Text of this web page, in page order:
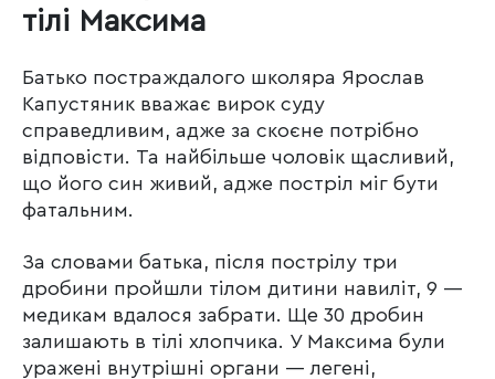
тілі Максима
Батько постраждалого школяра Ярослав
Капустяник вважає вирок суду
справедливим, адже за скоєне потрібно
відповісти. Та найбільше чоловік щасливий,
що його син живий, адже постріл міг бути
фатальним.
За словами батька, після пострілу три
дробини пройшли тілом дитини навиліт, 9 —
медикам вдалося забрати. Ще 30 дробин
залишають в тілі хлопчика. У Максима були
уражені внутрішні органи — легені,